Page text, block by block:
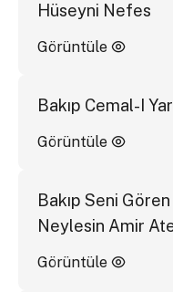
Hüseyni Nefes
Görüntüle
Bakıp Cemal-I
Görüntüle
Bakıp Seni
Neylesin Amir
Görüntüle